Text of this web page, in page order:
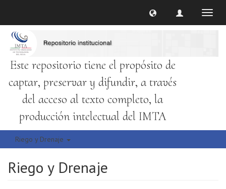
Este repositorio tiene el propósito de
captar, preservar y difundir, a través
del acceso al texto completo, la
producción intelectual del IMTA
Riego y Drenaje
Riego y Drenaje